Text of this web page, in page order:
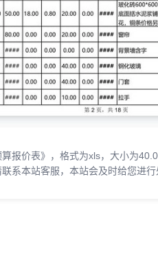
报价表》，格式为xls，大小为
系本站客服，本站会及时给您进行